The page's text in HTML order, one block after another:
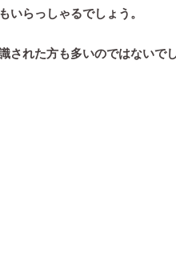
いらっしゃるでしょう。
された方も多いのではないで